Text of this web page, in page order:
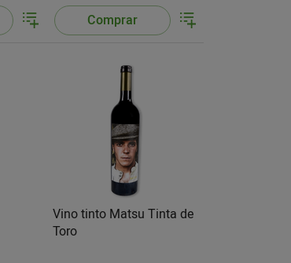
Comprar
Vino tinto Matsu Tinta de
Toro